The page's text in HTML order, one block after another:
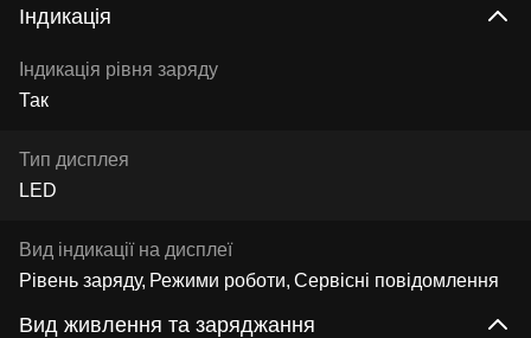
Індикація
Індикація рівня заряду
Так
Тип дисплея
LED
Вид індикації на дисплеї
Рівень заряду Режими роботи Сервісні повідомлення
Вид живлення та заряджання